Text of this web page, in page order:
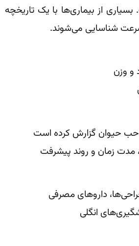
از بیماری‌ها با یک تاریخچه
شناسایی می‌شوند.
و وزن
حیوان گزارش کرده است
مدت زمان و روند پیشرفت
داروهای مصرفی
انگلی